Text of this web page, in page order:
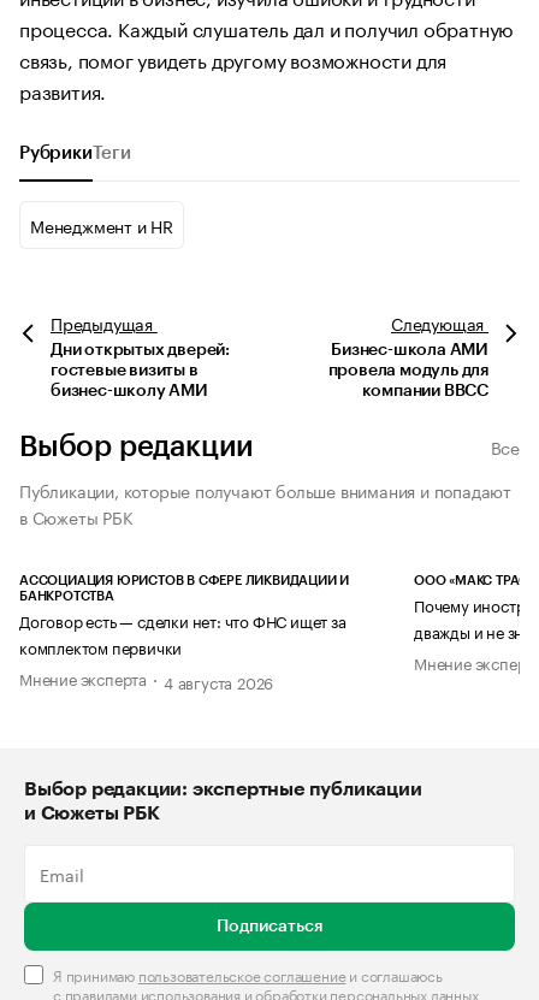
процесса. Каждый слушатель дал и получил обратную
связь, помог увидеть другому возможности для
развития.
Рубрики Теги
Менеджмент и HR
Предыдущая
Дни открытых дверей:
гостевые визиты в
бизнес-школу АМИ
Следующая
Бизнес-школа АМИ
провела модуль для
компании ВВСС
Выбор редакции
Все
Публикации, которые получают больше внимания и попадают
в Сюжеты РБК
АССОЦИАЦИЯ ЮРИСТОВ В СФЕРЕ ЛИКВИДАЦИИ И
БАНКРОТСТВА
Договор есть — сделки нет: что ФНС ищет за
комплектом первички
Мнение эксперта
4 августа 2026
ООО «МАКС ТРАСТ»
Почему
дважды и не
Мнение
Выбор редакции: экспертные публикации
и Сюжеты РБК
Подписаться
Я принимаю пользовательское соглашениеи соглашаюсь
с правилами использования и обработки персональных данных.